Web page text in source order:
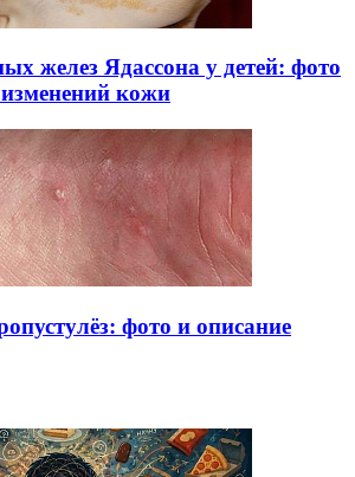
желез Ядассона у детей: фото
кожи
фото и описание